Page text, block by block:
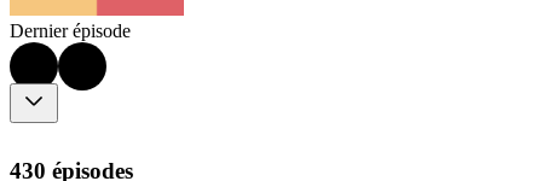
Dernier épisode
430 épisodes